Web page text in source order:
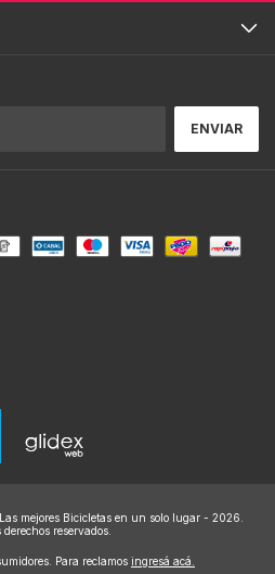
mejores Bicicletas en un solo lugar - 2026.
derechos reservados.
Para reclamos ingresá acá.